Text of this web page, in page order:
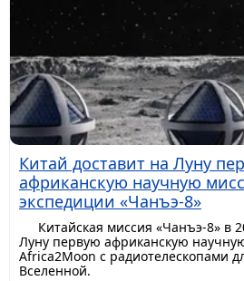
Китай доставит на Луну
африканскую научную
экспедиции «Чанъэ-8»
Китайская миссия «Чанъэ-8» в
Луну первую африканскую
Africa2Moon с радиотелескопами
Вселенной.